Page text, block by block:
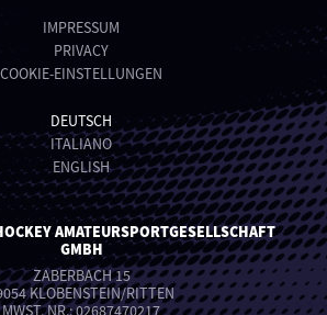
IMPRESSUM
PRIVACY
COOKIE-EINSTELLUNGEN
DEUTSCH
ITALIANO
ENGLISH
AMATEURSPORTGESELLSCHAFT
GMBH
ZABERBACH 15
KLOBENSTEIN/RITTEN
MWST. NR.: 02687470217